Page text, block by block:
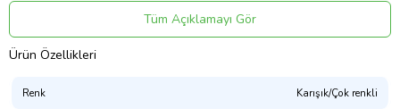
Ürün Kodu:kcm43615664
Tüm Açıklamayı Gör
Ürün Özellikleri
Renk Karışık/Çok renkli